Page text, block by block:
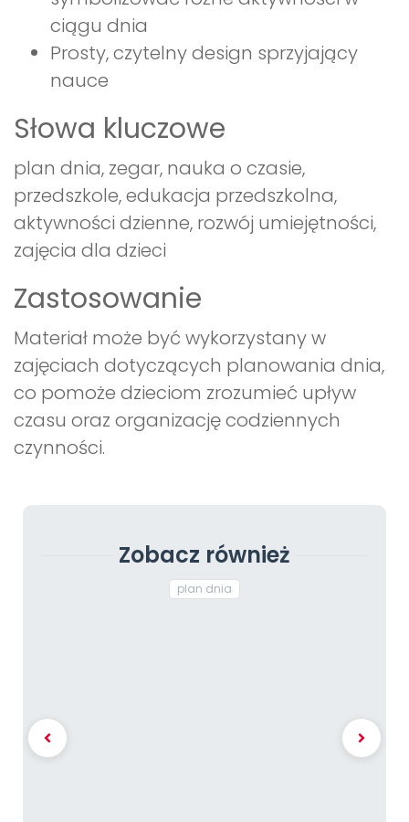
ciągu dnia
Prosty, czytelny design sprzyjający
nauce
Słowa kluczowe
plan dnia, zegar, nauka o czasie,
przedszkole, edukacja przedszkolna,
aktywności dzienne, rozwój umiejętności,
zajęcia dla dzieci
Zastosowanie
Materiał może być wykorzystany w
zajęciach dotyczących planowania dnia,
co pomoże dzieciom zrozumieć upływ
czasu oraz organizację codziennych
czynności.
Zobacz również
plan dnia